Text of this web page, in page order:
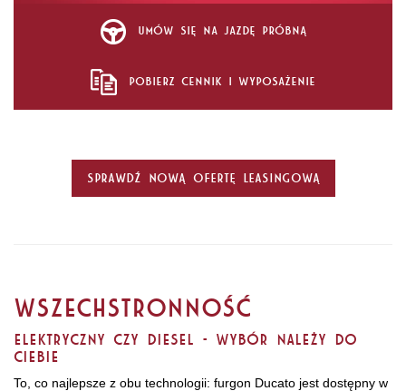
UMÓW SIĘ NA JAZDĘ PRÓBNĄ
POBIERZ CENNIK I WYPOSAŻENIE
Sprawdź nową ofertę leasingową
WSZECHSTRONNOŚĆ
ELEKTRYCZNY CZY DIESEL - WYBÓR NALEŻY DO
CIEBIE
To, co najlepsze z obu technologii: furgon Ducato jest dostępny w